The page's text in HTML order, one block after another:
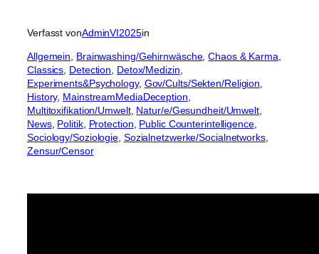
Verfasst vonAdminVI2025in
Allgemein Brainwashing/Gehirnwäsche, Chaos & Karma
Classics Detection Detox/Medizin
Experiments&Psychology, Gov/Cults/Sekten/Religion
History, MainstreamMediaDeception
Multitoxifikation/Umwelt, Natur/e/Gesundheit/Umwelt
News, Politik, Protection Public Counterintelligence
Sociology/Soziologie Sozialnetzwerke/Socialnetworks
Zensur/Censor